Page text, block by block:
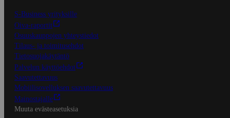
S-Business yrityksille
Oiva-raportit
Osuuskauppojen yhteystiedot
Tilaus- ja toimitusehdot
Tietosuojakäytäntö
Palvelun käyttöehdot
Saavutettavuus
Mobiilisovelluksen saavutettavuus
Mainostajalle
Muuta evästeasetuksia